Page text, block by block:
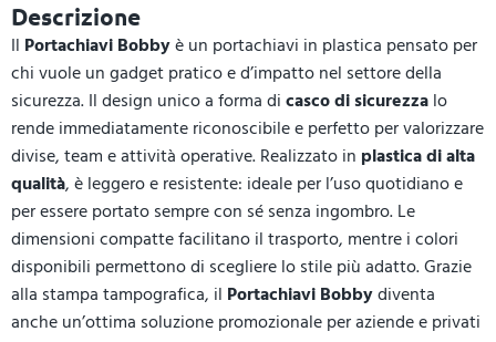
Descrizione
Il Portachiavi Bobbyè un portachiavi in plastica pensato per
chi vuole un gadget pratico e d’impatto nel settore della
sicurezza. Il design unico a forma dicasco di sicurezzalo
rende immediatamente riconoscibile e perfetto per valorizzare
divise, team e attività operative. Realizzato in plastica di alta
qualità, è leggero e resistente: ideale per l’uso quotidiano e
per essere portato sempre con sé senza ingombro. Le
dimensioni compatte facilitano il trasporto, mentre i colori
disponibili permettono di scegliere lo stile più adatto. Grazie
alla stampa tampografica, il Portachiavi Bobbydiventa
anche un’ottima soluzione promozionale per aziende e privati